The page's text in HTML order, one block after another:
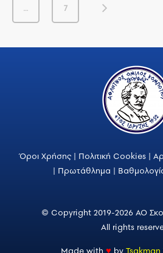
… 7
Όροι Χρήσης | Πολιτική Cookies |
| Πρωτάθλημα |
© Copyright 2019-2026 ΑΟ
All rights